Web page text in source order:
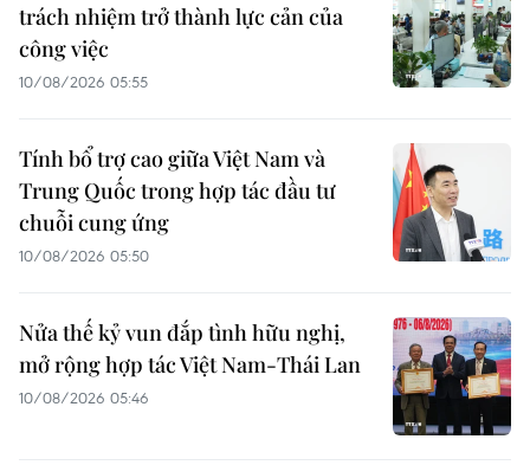
trách nhiệm trở thành lực cản của
công việc
10/08/2026 05:55
Tính bổ trợ cao giữa Việt Nam và
Trung Quốc trong hợp tác đầu tư
chuỗi cung ứng
10/08/2026 05:50
Nửa thế kỷ vun đắp tình hữu nghị,
mở rộng hợp tác Việt Nam-Thái Lan
10/08/2026 05:46